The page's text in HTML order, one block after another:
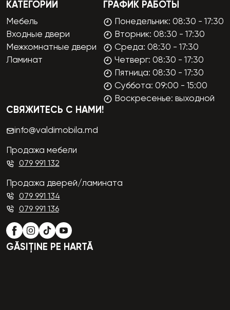
КАТЕГОРИИ
Мебель
Входные двери
Межкомнатные двери
Ламинат
ГРАФИК РАБОТЫ
Понедельник: 08:30 - 17:30
Вторник: 08:30 - 17:30
Среда: 08:30 - 17:30
Четверг: 08:30 - 17:30
Пятница: 08:30 - 17:30
Суббота: 09:00 - 15:00
Воскресенье: выходной
СВЯЖИТЕСЬ С НАМИ!
info@valdimobila.md
Продажа мебели
079 991 132
Продажа дверей/ламината
079 991 134
079 991 136
GĂSIȚINE PE HARTĂ